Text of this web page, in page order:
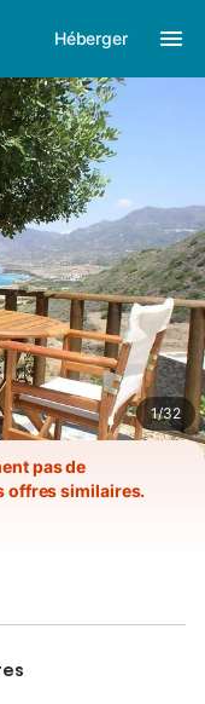
Héberger
1/32
pas de
offres similaires.